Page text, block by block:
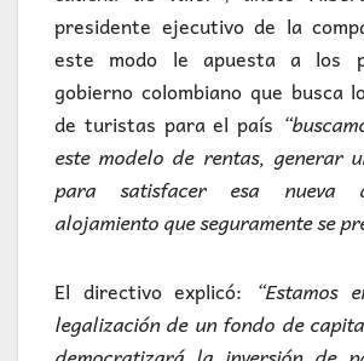
presidente ejecutivo de la
este modo le apuesta a los
gobierno colombiano que busca
de turistas para el país
este modelo de rentas, generar
para satisfacer esa nueva
alojamiento que seguramente se
El directivo explicó: “Estamos
legalización de un fondo de